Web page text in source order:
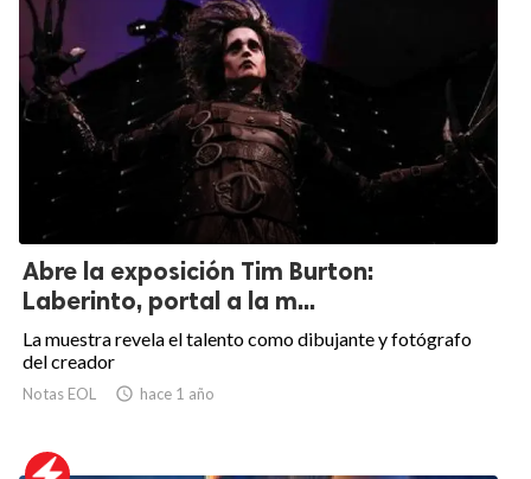
Abre la exposición Tim Burton:
Laberinto, portal a la m...
La muestra revela el talento como dibujante y fotógrafo
del creador
Notas EOL  hace 1 año